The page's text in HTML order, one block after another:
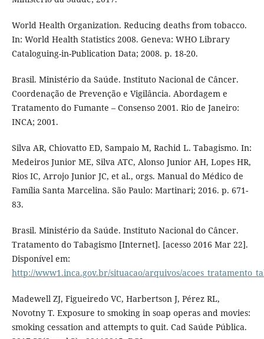
World Health Organization. Reducing deaths from tobacco.
In: World Health Statistics 2008. Geneva: WHO Library
Cataloguing-in-Publication Data; 2008. p. 18-20.
Brasil. Ministério da Saúde. Instituto Nacional de Câncer.
Coordenação de Prevenção e Vigilância. Abordagem e
Tratamento do Fumante – Consenso 2001. Rio de Janeiro:
INCA; 2001.
Silva AR, Chiovatto ED, Sampaio M, Rachid L. Tabagismo. In:
Medeiros Junior ME, Silva ATC, Alonso Junior AH, Lopes HR,
Rios IC, Arrojo Junior JC, et al., orgs. Manual do Médico de
Família Santa Marcelina. São Paulo: Martinari; 2016. p. 671-
83.
Brasil. Ministério da Saúde. Instituto Nacional do Câncer.
Tratamento do Tabagismo [Internet]. [acesso 2016 Mar 22].
Disponível em:
http://www1.inca.gov.br/situacao/arquivos/
Madewell ZJ, Figueiredo VC, Harbertson J, Pérez RL,
Novotny T. Exposure to smoking in soap operas and movies:
smoking cessation and attempts to quit. Cad Saúde Pública.